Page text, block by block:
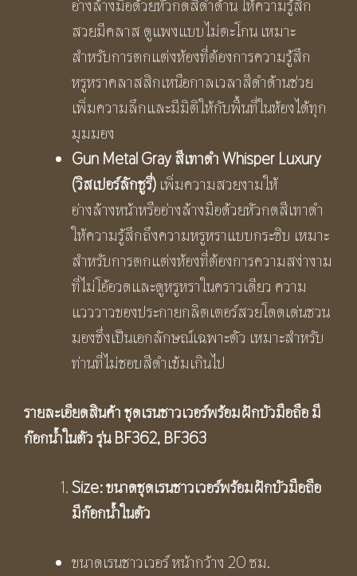
อ่างล้างมือด้วยหัวกดสีดำด้าน ให้ความรู้สึก
สวยมีคลาส ดูแพงแบบไม่ตะโกน เหมาะ
สำหรับการตกแต่งห้องที่ต้องการความรู้สึก
หรูหราคลาสสิกเหนือกาลเวลาสีดำด้านช่วย
เพิ่มความลึกและมีมิติให้กับพื้นที่ในห้องได้ทุก
มุมมอง
Gun Metal GrayสีเทาดำWhisper Luxury
(วิสเปอร์ลักชูรี่) เพิ่มความสวยงามให้
อ่างล้างหน้าหรืออ่างล้างมือด้วยหัวกดสีเทาดำ
ให้ความรู้สึกถึงความหรูหราแบบกระซิบ เหมาะ
สำหรับการตกแต่งห้องที่ต้องการความสง่างาม
ที่ไม่โอ้อวดและดูหรูหราในคราวเดียว ความ
แวววาวของประกายกลิตเตอร์สวยโดดเด่นชวน
มองซึ่งเป็นเอกลักษณ์เฉพาะตัว เหมาะสำหรับ
ท่านที่ไม่ชอบสีดำเข้มเกินไป
รายละเอียดสินค้า ชุดเรนชาวเวอร์พร้อมฝักบัวมือถือ มี
ก๊อกน้ำในตัว รุ่นBF362, BF363
Size:ขนาดชุดเรนชาวเวอร์พร้อมฝักบัวมือถือ
มีก๊อกน้ำในตัว
ขนาดเรนชาวเวอร์ หน้ากว้าง 20 ซม.